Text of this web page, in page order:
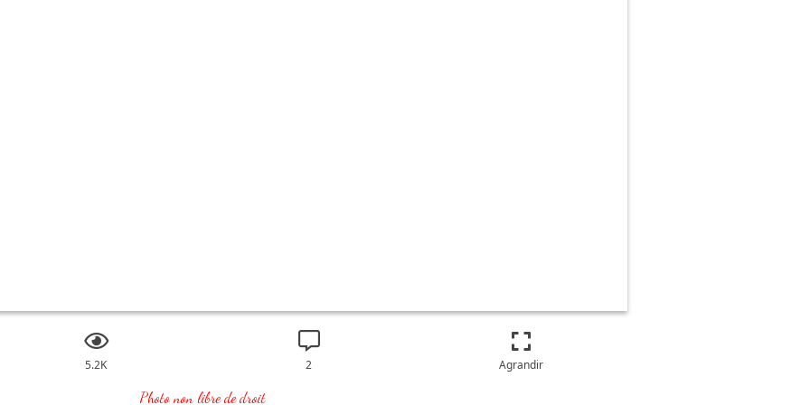
5.2K 2 Agrandir
Photo non libre de droit